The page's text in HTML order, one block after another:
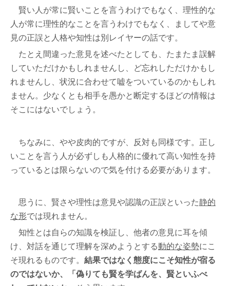
賢い人が常に賢いことを言うわけでもなく、理性的な
人が常に理性的なことを言うわけでもなく、ましてや意
見の正誤と人格や知性は別レイヤーの話です。
たとえ間違った意見を述べたとしても、たまたま誤解
していただけかもしれませんし、ど忘れしただけかもし
れませんし、状況に合わせて嘘をついているのかもしれ
ません。少なくとも相手を愚かと断定するほどの情報は
そこにはないでしょう。
ちなみに、やや皮肉的ですが、反対も同様です。正し
いことを言う人が必ずしも人格的に優れて高い知性を持
っているとは限らないので気を付ける必要があります。
思うに、賢さや理性は意見や認識の正誤といった静的
な形では現れません。
知性とは自らの知識を検証し、他者の意見に耳を傾
け、対話を通じて理解を深めようとする動的な姿勢にこ
そ現れるものです。 結果ではなく態度にこそ知性が宿る
のではないか、「偽りても賢を学ばんを、賢といふべ